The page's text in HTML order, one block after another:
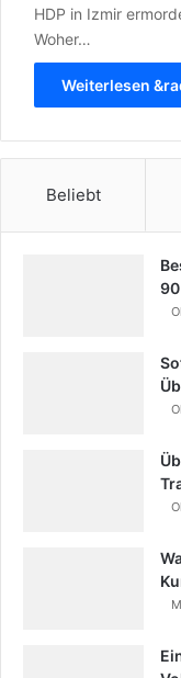
HDP in Izmir
Woher…
Weiterlesen
Beliebt